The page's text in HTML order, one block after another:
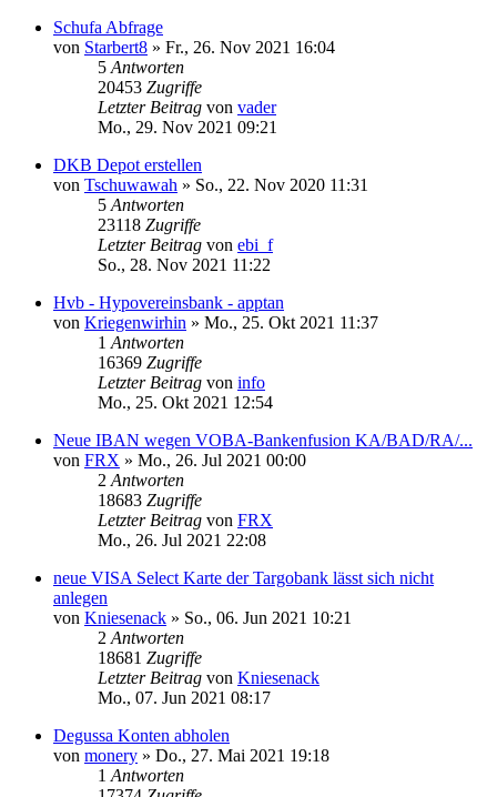
Schufa Abfrage
von Starbert8 » Fr., 26. Nov 2021 16:04
5 Antworten
20453 Zugriffe
Letzter Beitrag von vader
Mo., 29. Nov 2021 09:21
DKB Depot erstellen
von Tschuwawah » So., 22. Nov 2020 11:31
5 Antworten
23118 Zugriffe
Letzter Beitrag von ebi_f
So., 28. Nov 2021 11:22
Hvb - Hypovereinsbank - apptan
von Kriegenwirhin » Mo., 25. Okt 2021 11:37
1 Antworten
16369 Zugriffe
Letzter Beitrag von info
Mo., 25. Okt 2021 12:54
Neue IBAN wegen VOBA-Bankenfusion KA/BAD/RA/...
von FRX » Mo., 26. Jul 2021 00:00
2 Antworten
18683 Zugriffe
Letzter Beitrag von FRX
Mo., 26. Jul 2021 22:08
neue VISA Select Karte der Targobank lässt sich nicht
anlegen
von Kniesenack » So., 06. Jun 2021 10:21
2 Antworten
18681 Zugriffe
Letzter Beitrag von Kniesenack
Mo., 07. Jun 2021 08:17
Degussa Konten abholen
von monery » Do., 27. Mai 2021 19:18
1 Antworten